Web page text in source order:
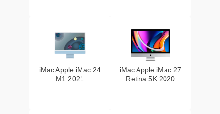
iMac Apple iMac 24
M1 2021
iMac Apple iMac 27
Retina 5K 2020